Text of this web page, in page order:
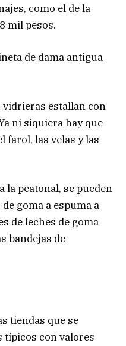
como el de la
mil pesos.
de dama antigua
vidrieras estallan con
ni siquiera hay que
farol, las velas y las
la peatonal, se pueden
goma a espuma a
de leches de goma
bandejas de
tiendas que se
típicos con valores